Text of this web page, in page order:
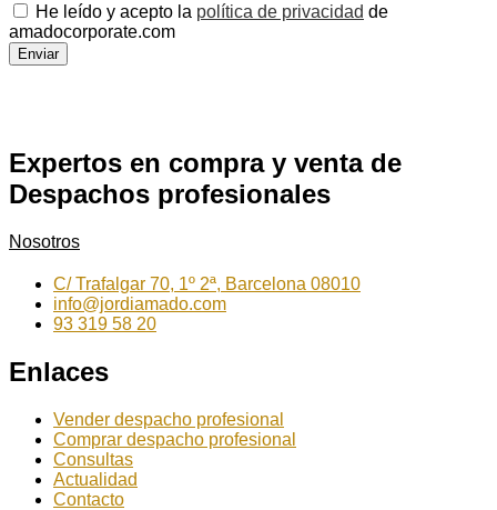
He leído y acepto la política de privacidad de
amadocorporate.com
Enviar
Expertos en compra y venta de
Despachos profesionales
Nosotros
C/ Trafalgar 70, 1º 2ª, Barcelona 08010
info@jordiamado.com
93 319 58 20
Enlaces
Vender despacho profesional
Comprar despacho profesional
Consultas
Actualidad
Contacto